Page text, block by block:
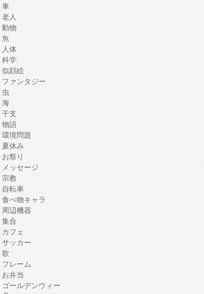
車
老人
動物
魚
人体
科学
似顔絵
ファンタジー
虫
海
干支
物語
環境問題
夏休み
お祭り
メッセージ
宗教
自転車
食べ物キャラ
周辺機器
集合
カフェ
サッカー
歌
フレーム
お弁当
ゴールデンウィー